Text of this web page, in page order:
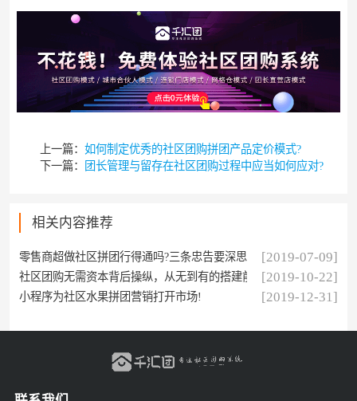
上一篇：如何制定优秀的社区团购拼团产品定价模式?
下一篇：
团长管理与留存在社区团购过程中应当如何应对?
相关内容推荐
零售商超做社区拼团行得通吗?三条忠告要深思 [2019-07-09]
社区团购无需资本背后操纵，从无到有的搭建前景![2019-10-22]
小程序为社区水果拼团营销打开市场! [2019-12-31]